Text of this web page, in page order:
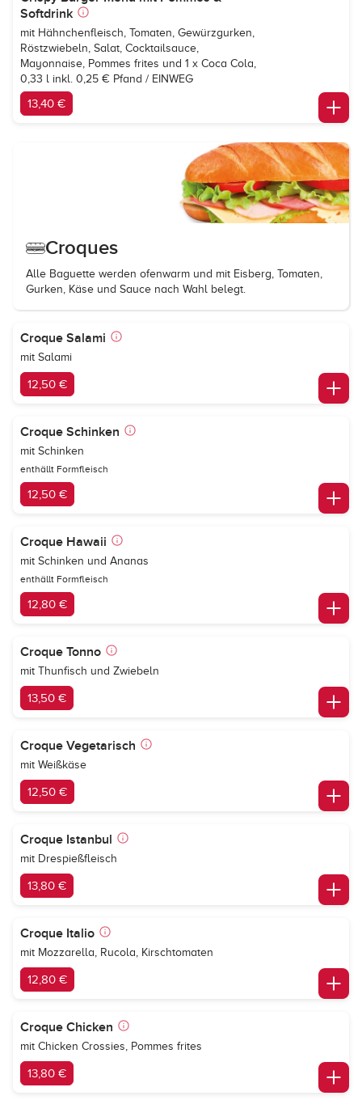
Softdrink
mit Hähnchenfleisch, Tomaten, Gewürzgurken,
Röstzwiebeln, Salat, Cocktailsauce,
Mayonnaise, Pommes frites und 1 x Coca Cola,
0,33 l inkl. 0,25 € Pfand / EINWEG
13,40 €
Croques
Alle Baguette werden ofenwarm und mit Eisberg, Tomaten,
Gurken, Käse und Sauce nach Wahl belegt.
Croque Salami
mit Salami
12,50 €
Croque Schinken
mit Schinken
enthällt Formfleisch
12,50 €
Croque Hawaii
mit Schinken und Ananas
enthällt Formfleisch
12,80 €
Croque Tonno
mit Thunfisch und Zwiebeln
13,50 €
Croque Vegetarisch
mit Weißkäse
12,50 €
Croque Istanbul
mit Drespießfleisch
13,80 €
Croque Italio
mit Mozzarella, Rucola, Kirschtomaten
12,80 €
Croque Chicken
mit Chicken Crossies, Pommes frites
13,80 €